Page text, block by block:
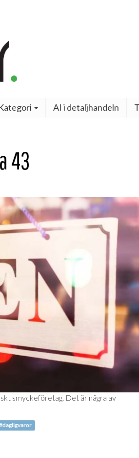
AI i detaljhandeln
43
smyckeföretag. Det är några av